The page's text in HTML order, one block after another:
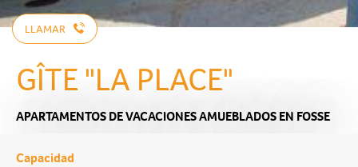
LLAMAR
GÎTE "LA PLACE"
APARTAMENTOS DE VACACIONES AMUEBLADOSEN FOSSE
Capacidad